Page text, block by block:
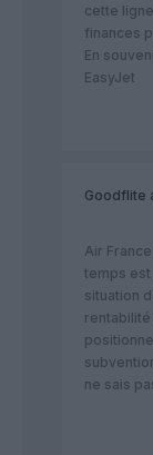
cette
finances
En
EasyJet
Goodflite
Air
temps est
situation
ne sais